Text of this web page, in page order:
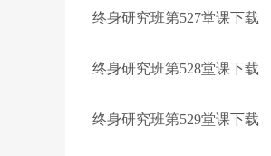
终身研究班第527堂课下载
终身研究班第528堂课下载
终身研究班第529堂课下载